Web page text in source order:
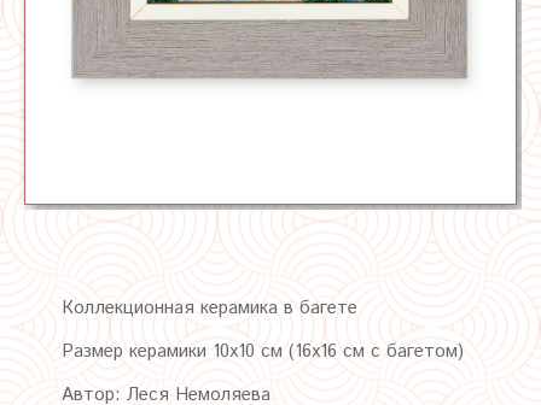
Коллекционная керамика в багете
Размер керамики 10х10 см (16х16 см с багетом)
Автор: Леся Немоляева